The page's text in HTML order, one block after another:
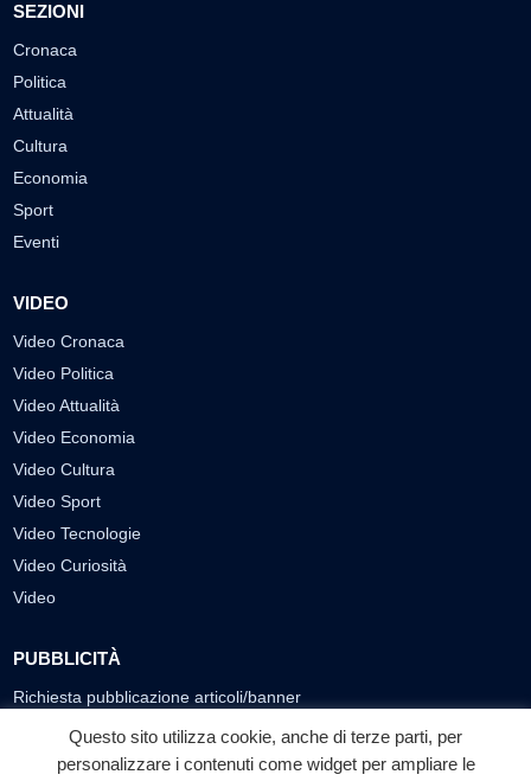
SEZIONI
Cronaca
Politica
Attualità
Cultura
Economia
Sport
Eventi
VIDEO
Video Cronaca
Video Politica
Video Attualità
Video Economia
Video Cultura
Video Sport
Video Tecnologie
Video Curiosità
Video
PUBBLICITÀ
Richiesta pubblicazione articoli/banner
SEGUICI SUI SOCIAL
Questo sito utilizza cookie, anche di terze parti, per
personalizzare i contenuti come widget per ampliare le